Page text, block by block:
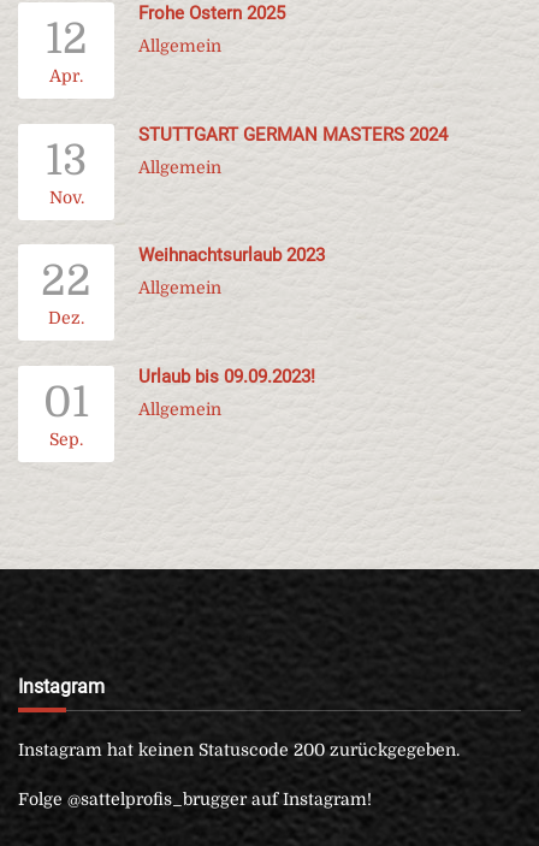
12
Apr.
Frohe Ostern 2025
Allgemein
13
Nov.
STUTTGART GERMAN MASTERS 2024
Allgemein
22
Dez.
Weihnachtsurlaub 2023
Allgemein
01
Sep.
Urlaub bis 09.09.2023!
Allgemein
Instagram
Instagram hat keinen Statuscode 200 zurückgegeben.
Folge @sattelprofis_brugger auf Instagram!